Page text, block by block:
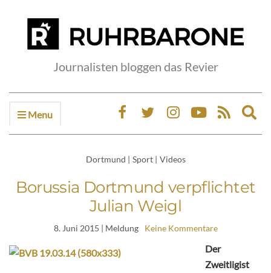
Journalisten bloggen das Revier
Menu
Dortmund | Sport | Videos
Borussia Dortmund verpflichtet
Julian Weigl
8. Juni 2015 | Meldung Keine Kommentare
Der
Zweitligist